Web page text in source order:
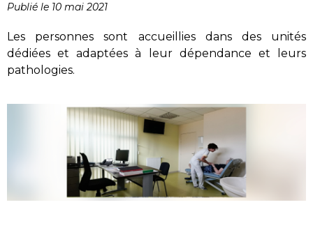
Publié le 10 mai 2021
Les personnes sont accueillies dans des unités
dédiées et adaptées à leur dépendance et leurs
pathologies.